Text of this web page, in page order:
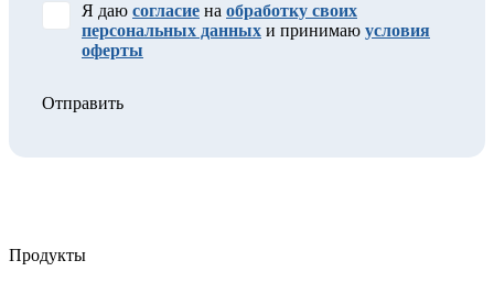
Я даю согласие на обработку своих
персональных данных и принимаю условия
оферты
Отправить
Продукты